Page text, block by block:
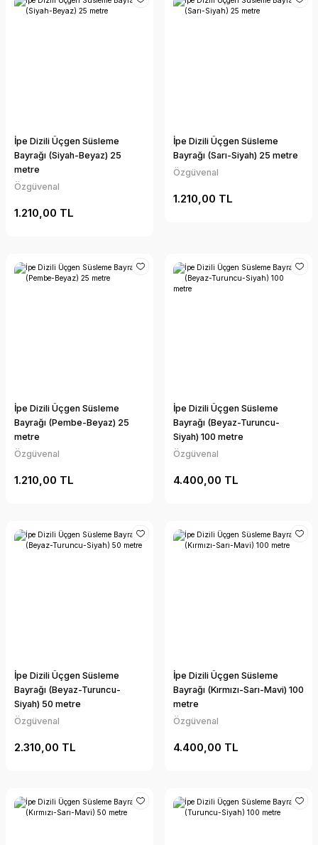
İpe Dizili Üçgen Süsleme
Bayrağı (Siyah-Beyaz) 25
metre
Özgüvenal
1.210,00 TL
İpe Dizili Üçgen Süsleme
Bayrağı (Sarı-Siyah) 25 metre
Özgüvenal
1.210,00 TL
İpe Dizili Üçgen Süsleme
Bayrağı (Pembe-Beyaz) 25
metre
Özgüvenal
1.210,00 TL
İpe Dizili Üçgen Süsleme
Bayrağı (Beyaz-Turuncu-
Siyah) 100 metre
Özgüvenal
4.400,00 TL
İpe Dizili Üçgen Süsleme
Bayrağı (Beyaz-Turuncu-
Siyah) 50 metre
Özgüvenal
2.310,00 TL
İpe Dizili Üçgen Süsleme
Bayrağı (Kırmızı-Sarı-Mavi) 100
metre
Özgüvenal
4.400,00 TL